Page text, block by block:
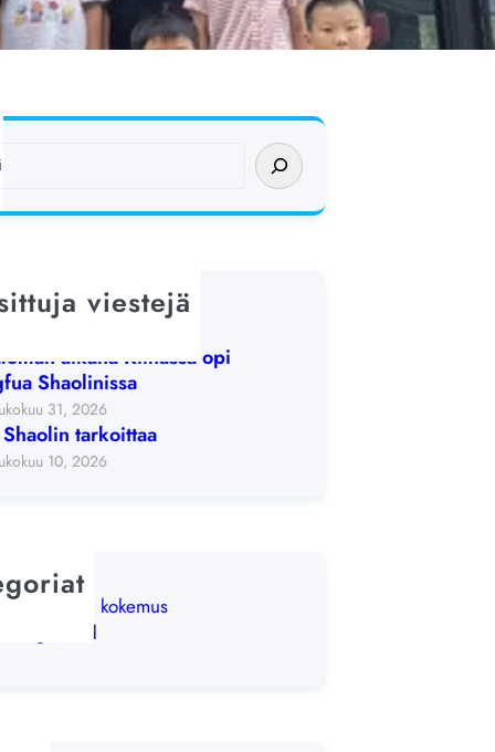
viestejä
elämysviikko
aikana Kiinassa opi
Shaolinissa
31, 2026
tarkoittaa
10, 2026
kokemus